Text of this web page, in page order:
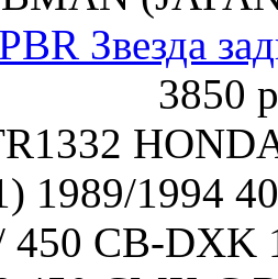
PBR Звезда
3850
1989/1994
450 CB-DXK